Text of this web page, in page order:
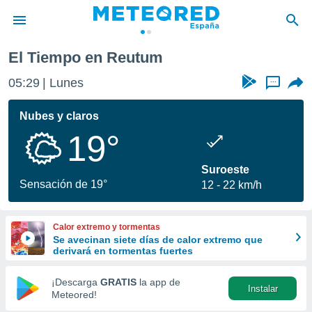
de
por
que se
calidad.
a este
las
y
forma
digital
basada
El Tiempo en Reutum
05:29 Lunes ...
Nubes y claros
19°
Sensación de 19°
Suroeste
12
22 km/h
Calor extremo y tormentas
Se avecinan siete días de calor extremo que
derivará en tormentas fuertes
¡Descarga GRATIS la app de
Meteored!
Instalar